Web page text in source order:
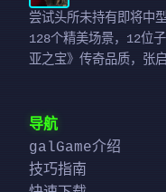
尝试头所未持有即将中
128个精美场景，12位
亚之宝》传奇品质，张
导航
galGame介绍
技巧指南